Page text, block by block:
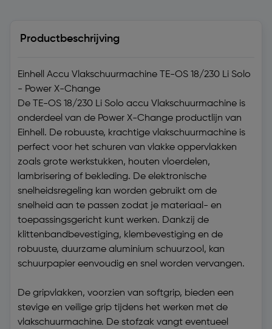
Productbeschrijving
Einhell Accu Vlakschuurmachine TE-OS 18/230 Li Solo
- Power X-Change
De TE-OS 18/230 Li Solo accu Vlakschuurmachine is
onderdeel van de Power X-Change productlijn van
Einhell. De robuuste, krachtige vlakschuurmachine is
perfect voor het schuren van vlakke oppervlakken
zoals grote werkstukken, houten vloerdelen,
lambrisering of bekleding. De elektronische
snelheidsregeling kan worden gebruikt om de
snelheid aan te passen zodat je materiaal- en
toepassingsgericht kunt werken. Dankzij de
klittenbandbevestiging, klembevestiging en de
robuuste, duurzame aluminium schuurzool, kan
schuurpapier eenvoudig en snel worden vervangen.
De gripvlakken, voorzien van softgrip, bieden een
stevige en veilige grip tijdens het werken met de
vlakschuurmachine. De stofzak vangt eventueel